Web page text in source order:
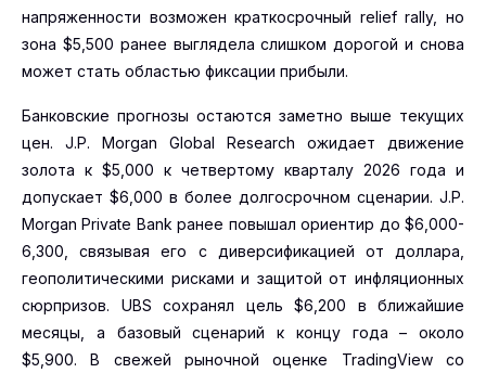
напряженности возможен краткосрочный relief rally, но
зона $5,500 ранее выглядела слишком дорогой и снова
может стать областью фиксации прибыли.
Банковские прогнозы остаются заметно выше текущих
цен. J.P. Morgan Global Research ожидает движение
золота к $5,000 к четвертому кварталу 2026 года и
допускает $6,000 в более долгосрочном сценарии. J.P.
Morgan Private Bank ранее повышал ориентир до $6,000-
6,300, связывая его с диверсификацией от доллара,
геополитическими рисками и защитой от инфляционных
сюрпризов. UBS сохранял цель $6,200 в ближайшие
месяцы, а базовый сценарий к концу года – около
$5,900. В свежей рыночной оценке TradingView со